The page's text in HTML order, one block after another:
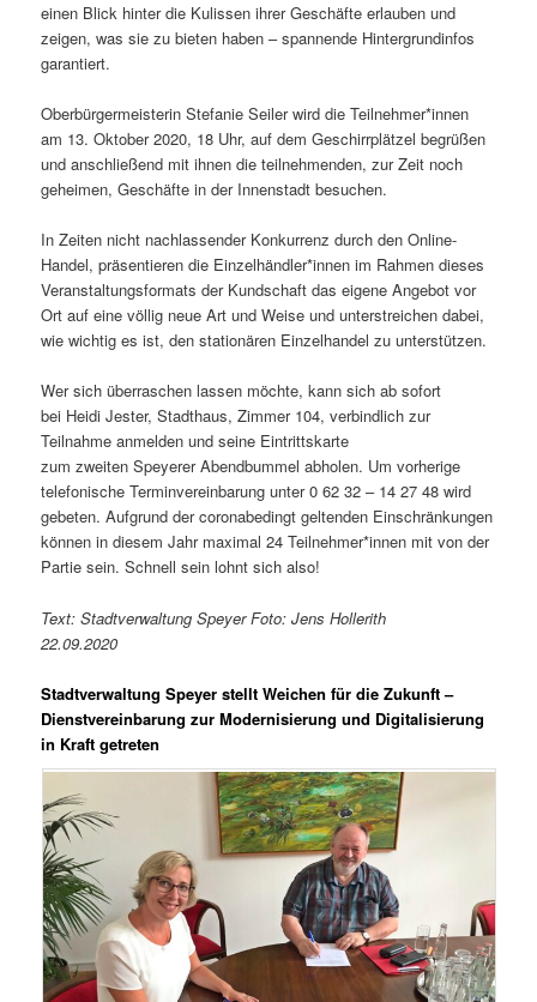
einen Blick hinter die Kulissen ihrer Geschäfte erlauben und
zeigen, was sie zu bieten haben – spannende Hintergrundinfos
garantiert.
Oberbürgermeisterin Stefanie Seiler wird die Teilnehmer*innen
am 13. Oktober 2020, 18 Uhr, auf dem Geschirrplätzel begrüßen
und anschließend mit ihnen die teilnehmenden, zur Zeit noch
geheimen, Geschäfte in der Innenstadt besuchen.
In Zeiten nicht nachlassender Konkurrenz durch den Online-
Handel, präsentieren die Einzelhändler*innen im Rahmen dieses
Veranstaltungsformats der Kundschaft das eigene Angebot vor
Ort auf eine völlig neue Art und Weise und unterstreichen dabei,
wie wichtig es ist, den stationären Einzelhandel zu unterstützen.
Wer sich überraschen lassen möchte, kann sich ab sofort
bei Heidi Jester, Stadthaus, Zimmer 104, verbindlich zur
Teilnahme anmelden und seine Eintrittskarte
zum zweiten Speyerer Abendbummel abholen. Um vorherige
telefonische Terminvereinbarung unter 0 62 32 – 14 27 48 wird
gebeten. Aufgrund der coronabedingt geltenden Einschränkungen
können in diesem Jahr maximal 24 Teilnehmer*innen mit von der
Partie sein. Schnell sein lohnt sich also!
Text: Stadtverwaltung Speyer Foto: Jens Hollerith
22.09.2020
Stadtverwaltung Speyer stellt Weichen für die Zukunft –
Dienstvereinbarung zur Modernisierung und Digitalisierung
in Kraft getreten